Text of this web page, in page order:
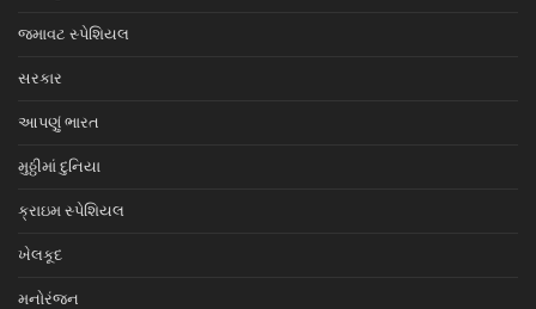
જમાવટ સ્પેશિયલ
સરકાર
આપણું ભારત
મુઠ્ઠીમાં દુનિયા
ક્રાઇમ સ્પેશિયલ
ખેલકૂદ
મનોરંજન